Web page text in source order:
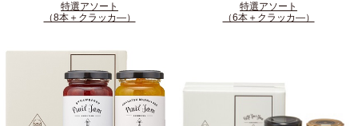
特選アソート
（8本＋クラッカ―）
特選アソート
（6本＋クラッカ―）